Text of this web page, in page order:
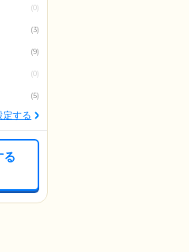
(0)
(3)
(9)
(0)
(5)
定する
る